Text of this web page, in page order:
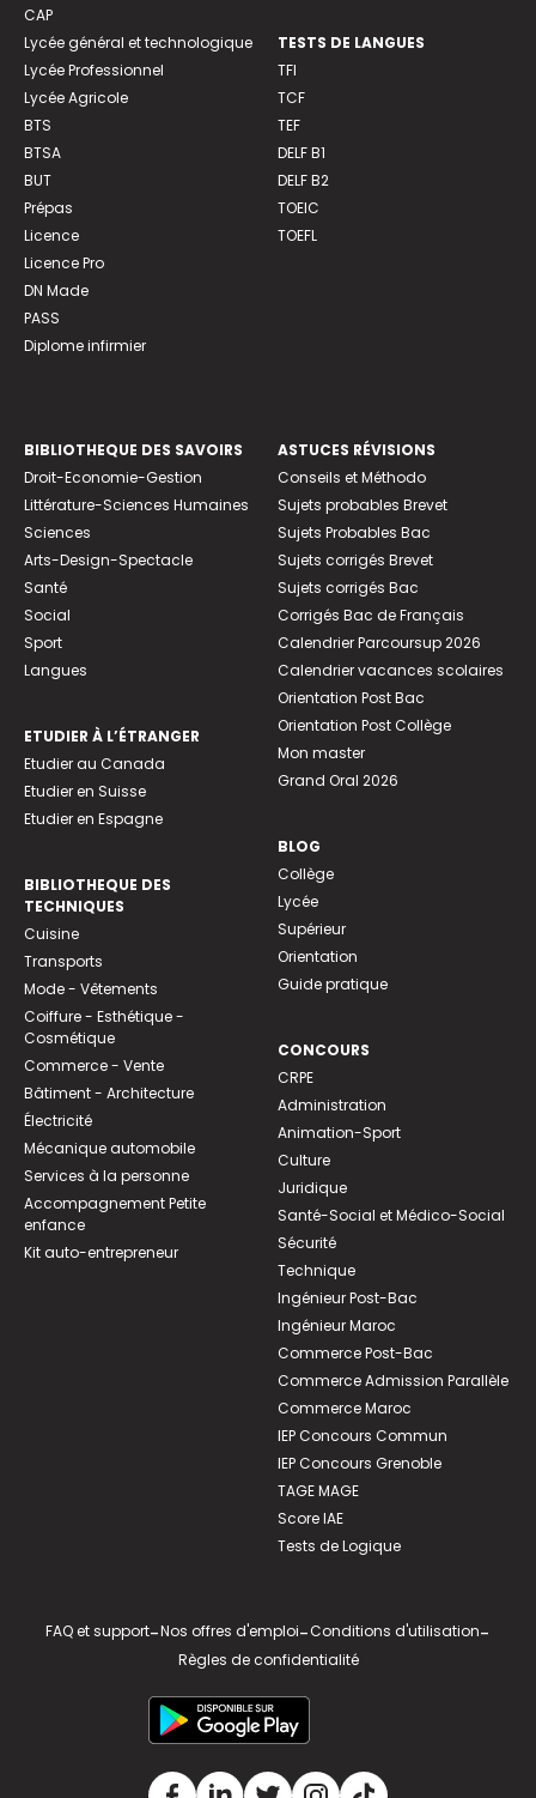
CAP
Lycée général et technologique
Lycée Professionnel
Lycée Agricole
BTS
BTSA
BUT
Prépas
Licence
Licence Pro
DN Made
PASS
Diplome infirmier
TESTS DE LANGUES
TFI
TCF
TEF
DELF B1
DELF B2
TOEIC
TOEFL
BIBLIOTHEQUE DES SAVOIRS
Droit-Economie-Gestion
Littérature-Sciences Humaines
Sciences
Arts-Design-Spectacle
Santé
Social
Sport
Langues
ETUDIER À L’ÉTRANGER
Etudier au Canada
Etudier en Suisse
Etudier en Espagne
BIBLIOTHEQUE DES
TECHNIQUES
Cuisine
Transports
Mode - Vêtements
Coiffure - Esthétique -
Cosmétique
Commerce - Vente
Bâtiment - Architecture
Électricité
Mécanique automobile
Services à la personne
Accompagnement Petite
enfance
Kit auto-entrepreneur
ASTUCES RÉVISIONS
Conseils et Méthodo
Sujets probables Brevet
Sujets Probables Bac
Sujets corrigés Brevet
Sujets corrigés Bac
Corrigés Bac de Français
Calendrier Parcoursup 2026
Calendrier vacances scolaires
Orientation Post Bac
Orientation Post Collège
Mon master
Grand Oral 2026
BLOG
Collège
Lycée
Supérieur
Orientation
Guide pratique
CONCOURS
CRPE
Administration
Animation-Sport
Culture
Juridique
Santé-Social et Médico-Social
Sécurité
Technique
Ingénieur Post-Bac
Ingénieur Maroc
Commerce Post-Bac
Commerce Admission Parallèle
Commerce Maroc
IEP Concours Commun
IEP Concours Grenoble
TAGE MAGE
Score IAE
Tests de Logique
FAQ et support-Nos offres d'emploi-Conditions d'utilisation-
Règles de confidentialité